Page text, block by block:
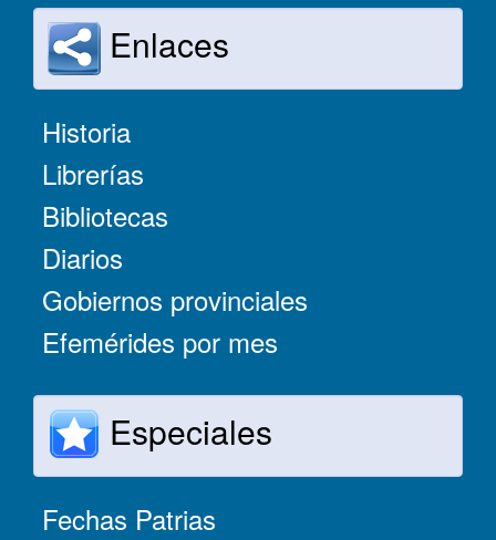
Enlaces
Historia
Librerías
Bibliotecas
Diarios
Gobiernos provinciales
Efemérides por mes
Especiales
Fechas Patrias